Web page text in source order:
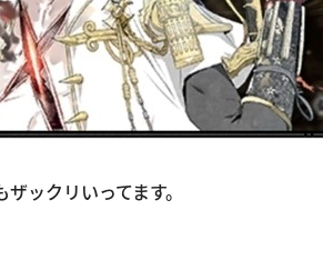
ックリいってます。